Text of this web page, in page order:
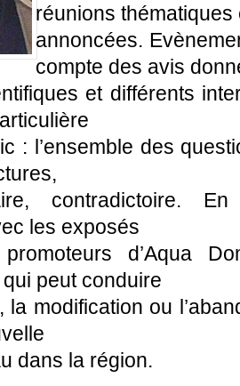
réunions
annoncées.
compte des avis
et différents
: l’ensemble des
contradictoire.
les exposés
d’Aqua
peut conduire
la modification ou
dans la région.